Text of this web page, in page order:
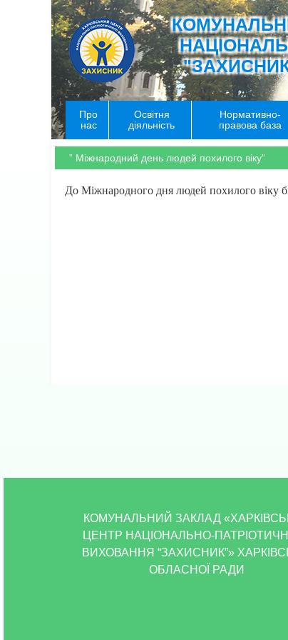
Про
нас
Освітня
діяльність
Нормативно-
правова база
” Міжнародний день людей похилого віку”
До Міжнародного дня людей похилого віку
КОМУНАЛЬНИЙ ЗАКЛАД
ЦЕНТР НАЦІОНАЛЬНО-
ВИХОВАННЯ “ЗАХИСНИК”»
ОБЛАСНОЇ РАДИ